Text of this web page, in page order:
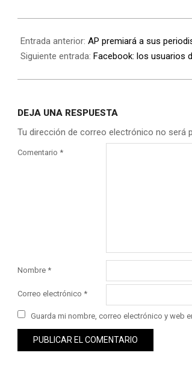
Entrada anterior: AP premiará a sus
Siguiente entrada: Facebook: los usuarios
DEJA UNA RESPUESTA
Tu dirección de correo electrónico no será
Comentario *
Nombre *
Correo electrónico *
Guarda mi nombre, correo electrónico y web